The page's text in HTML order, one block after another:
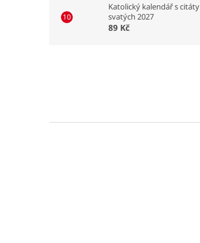
Katolický kalendář s citáty
svatých 2027
89 Kč